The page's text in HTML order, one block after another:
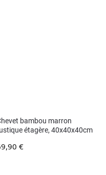
bambou marron
étagère, 40x40x40cm
€